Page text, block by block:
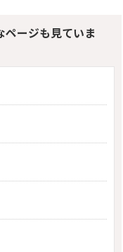
ページも見ていま